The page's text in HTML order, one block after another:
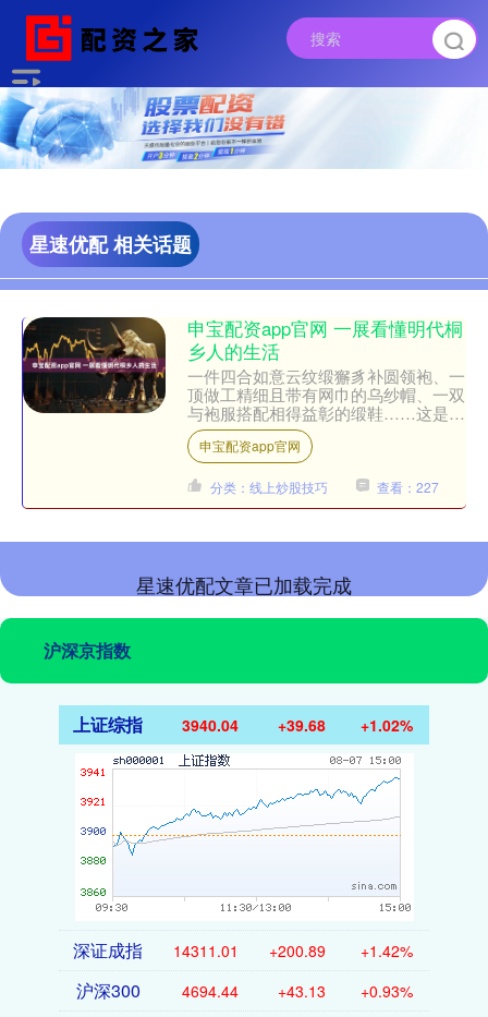
星速优配 相关话题
申宝配资app官网 一展看懂明代桐
乡人的生活
一件四合如意云纹缎獬豸补圆领袍、一
顶做工精细且带有网巾的乌纱帽、一双
与袍服搭配相得益彰的缎鞋……这是一
套属于明代风宪官杨青的穿戴。 还有
霁蓝釉碗、素面铜镜、木柄....
申宝配资app官网
分类：线上炒股技巧 查看：227
星速优配文章已加载完成
沪深京指数
上证综指 3940.04 +39.68 +1.02%
深证成指 14311.01 +200.89 +1.42%
沪深300 4694.44 +43.13 +0.93%